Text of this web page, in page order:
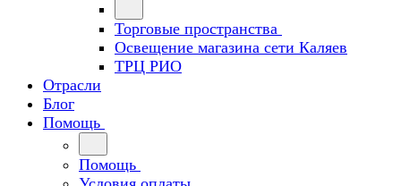
Торговые пространства
Освещение магазина сети Каляев
ТРЦ РИО
Отрасли
Блог
Помощь
Помощь